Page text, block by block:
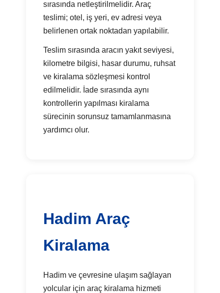
sırasında netleştirilmelidir. Araç
teslimi; otel, iş yeri, ev adresi veya
belirlenen ortak noktadan yapılabilir.
Teslim sırasında aracın yakıt seviyesi,
kilometre bilgisi, hasar durumu, ruhsat
ve kiralama sözleşmesi kontrol
edilmelidir. İade sırasında aynı
kontrollerin yapılması kiralama
sürecinin sorunsuz tamamlanmasına
yardımcı olur.
Hadim Araç
Kiralama
Hadim ve çevresine ulaşım sağlayan
yolcular için araç kiralama hizmeti